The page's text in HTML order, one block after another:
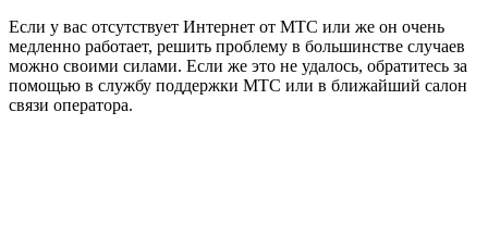
Если у вас отсутствует Интернет от МТС или же он очень
медленно работает, решить проблему в большинстве случаев
можно своими силами. Если же это не удалось, обратитесь за
помощью в службу поддержки МТС или в ближайший салон
связи оператора.